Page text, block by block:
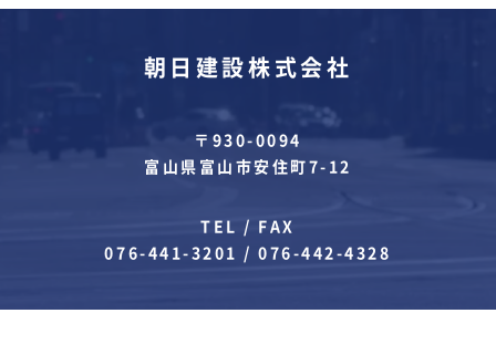
朝日建設株式会社
〒930-0094
富山県富山市安住町7-12
TEL / FAX
076-441-3201 /076-442-4328